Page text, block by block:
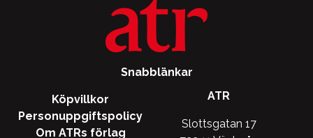
Snabblänkar
Köpvillkor
Personuppgiftspolicy
Om ATRs förlag
ATR
Slottsgatan 17